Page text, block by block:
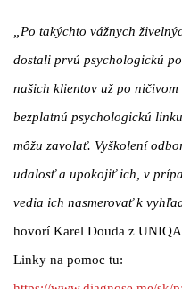
„Po takýchto vážnych
dostali prvú psychologickú
našich klientov už po
bezplatnú psychologickú
môžu zavolať. Vyškolení
udalosť a upokojiť ich, v
vedia ich nasmerovať k
hovorí Karel Douda z
Linky na pomoc tu: